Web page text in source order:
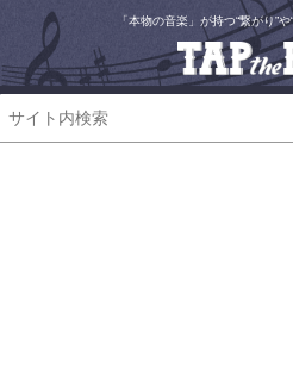
「本物の音楽」が持つ“繋がり”